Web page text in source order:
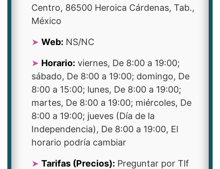
Centro, 86500 Heroica Cárdenas, Tab.,
México
Web: NS/NC
Horario: viernes, De 8:00 a 19:00;
sábado, De 8:00 a 19:00; domingo, De
8:00 a 15:00; lunes, De 8:00 a 19:00;
martes, De 8:00 a 19:00; miércoles, De
8:00 a 19:00; jueves (Día de la
Independencia), De 8:00 a 19:00, El
horario podría cambiar
Tarifas (Precios): Preguntar por Tlf